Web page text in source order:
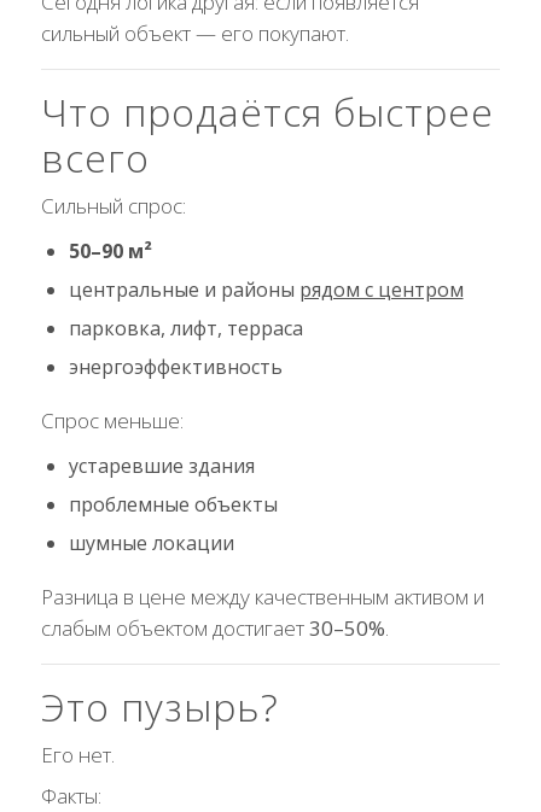
сильный объект — его покупают.
Что продаётся быстрее
всего
Сильный спрос:
50–90 м²
центральные и районы рядом с центром
парковка, лифт, терраса
энергоэффективность
Спрос меньше:
устаревшие здания
проблемные объекты
шумные локации
Разница в цене между качественным активом и
слабым объектом достигает30–50%.
Это пузырь?
Его нет.
Факты: